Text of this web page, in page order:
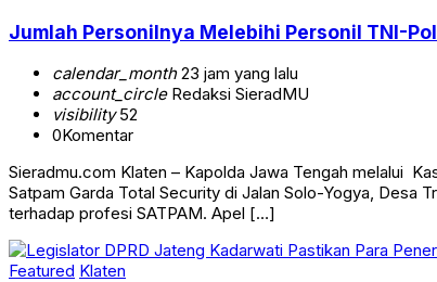
Jumlah Personilnya Melebihi Personil TNI-
calendar_month23 jam yang lalu
account_circleRedaksi SieradMU
visibility52
0Komentar
Sieradmu.com Klaten – Kapolda Jawa Tengah melalui
Satpam Garda Total Security di Jalan Solo-Yogya, Desa
terhadap profesi SATPAM. Apel […]
Featured Klaten